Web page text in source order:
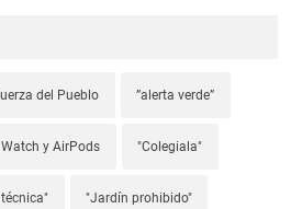
del Pueblo ”alerta verde”
y AirPods "Colegiala"
"Jardín prohibido"